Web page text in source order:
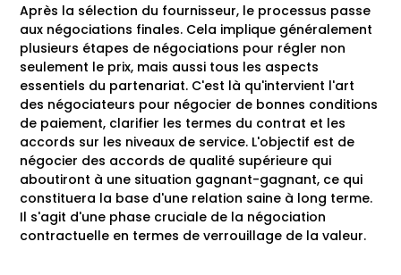
Après la sélection du fournisseur, le processus passe
aux négociations finales. Cela implique généralement
plusieurs étapes de négociations pour régler non
seulement le prix, mais aussi tous les aspects
essentiels du partenariat. C'est là qu'intervient l'art
des négociateurs pour négocier de bonnes conditions
de paiement, clarifier les termes du contrat et les
accords sur les niveaux de service. L'objectif est de
négocier des accords de qualité supérieure qui
aboutiront à une situation gagnant-gagnant, ce qui
constituera la base d'une relation saine à long terme.
Il s'agit d'une phase cruciale de la négociation
contractuelle en termes de verrouillage de la valeur.